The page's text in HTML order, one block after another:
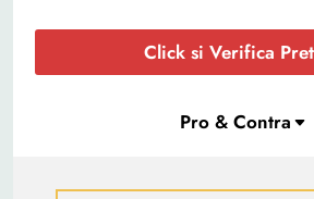
Click si Verifica Pret